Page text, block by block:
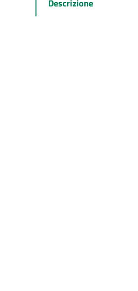
Descrizione